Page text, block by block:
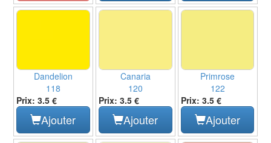
Dandelion
118
Prix: 3.5 €
Ajouter
Canaria
120
Prix: 3.5 €
Ajouter
Primrose
122
Prix: 3.5 €
Ajouter